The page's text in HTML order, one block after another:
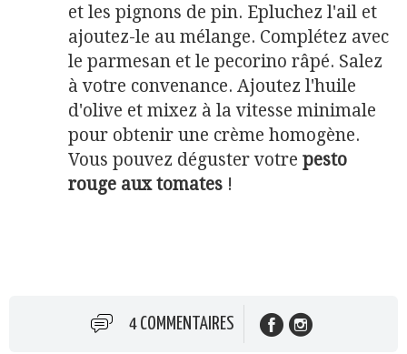
et les pignons de pin. Epluchez l'ail et
ajoutez-le au mélange. Complétez avec
le parmesan et le pecorino râpé. Salez
à votre convenance. Ajoutez l'huile
d'olive et mixez à la vitesse minimale
pour obtenir une crème homogène.
Vous pouvez déguster votre pesto
rouge aux tomates !
4 COMMENTAIRES